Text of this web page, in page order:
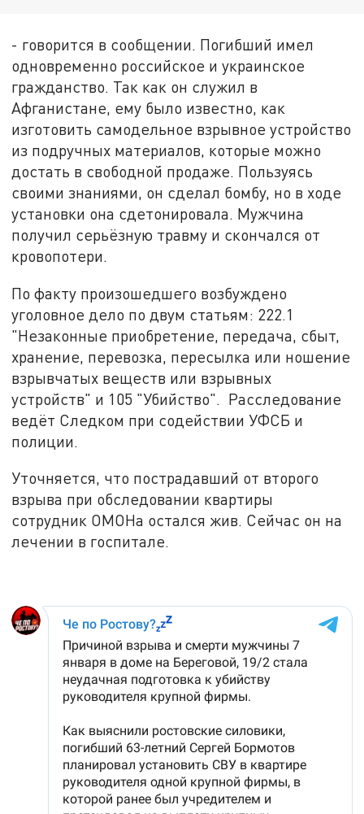
- говорится в сообщении. Погибший имел
одновременно российское и украинское
гражданство. Так как он служил в
Афганистане, ему было известно, как
изготовить самодельное взрывное устройство
из подручных материалов, которые можно
достать в свободной продаже. Пользуясь
своими знаниями, он сделал бомбу, но в ходе
установки она сдетонировала. Мужчина
получил серьёзную травму и скончался от
кровопотери.
По факту произошедшего возбуждено
уголовное дело по двум статьям: 222.1
"Незаконные приобретение, передача, сбыт,
хранение, перевозка, пересылка или ношение
взрывчатых веществ или взрывных
устройств" и 105 "Убийство". Расследование
ведёт Следком при содействии УФСБ и
полиции.
Уточняется, что пострадавший от второго
взрыва при обследовании квартиры
сотрудник ОМОНа остался жив. Сейчас он на
лечении в госпитале.